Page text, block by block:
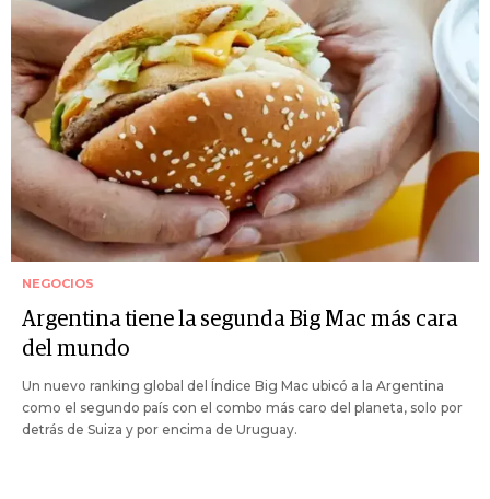
NEGOCIOS
Argentina tiene la segunda Big Mac más cara
del mundo
Un nuevo ranking global del Índice Big Mac ubicó a la Argentina
como el segundo país con el combo más caro del planeta, solo por
detrás de Suiza y por encima de Uruguay.